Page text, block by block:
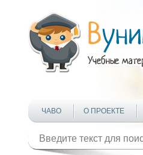
ЧАВО О ПРОЕКТЕ